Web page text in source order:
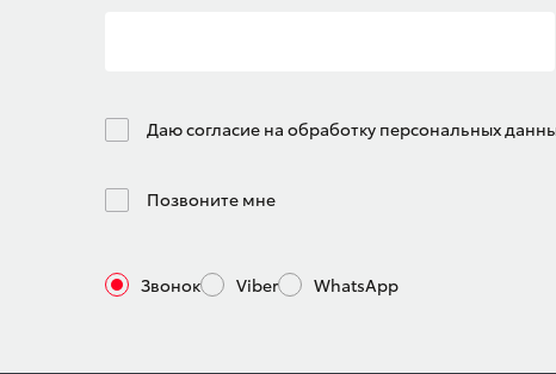
Даю согласие на обработку персональных
Позвоните мне
Звонок Viber WhatsApp